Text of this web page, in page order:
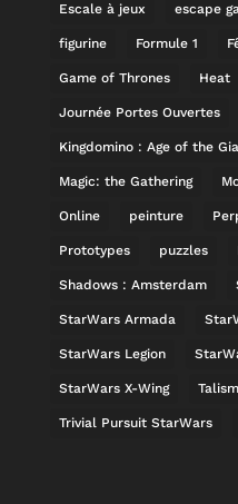
Escale à jeux escape
figurine Formule 1
Game of Thrones Heat
Journée Portes Ouvertes
Kingdomino : Age of the
Magic: the Gathering
Online peinture
Prototypes puzzles
Shadows : Amsterdam
StarWars Armada
StarWars Legion
StarWars X-Wing
Trivial Pursuit StarWars